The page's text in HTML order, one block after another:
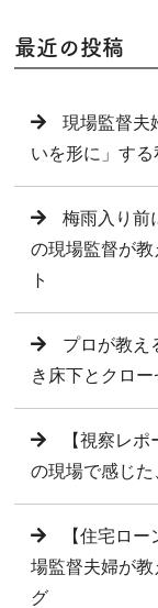
最近の投稿
現場監督夫
いを形に」す
梅雨入り前
の現場監督が
ト
プロが教え
き床下とクロ
【視察レ
の現場で感じ
【住宅ロ
場監督夫婦が
グ